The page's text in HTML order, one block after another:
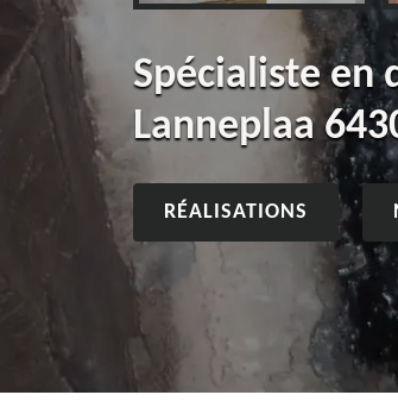
Spécialiste en
Lanneplaa
RÉALISATIONS